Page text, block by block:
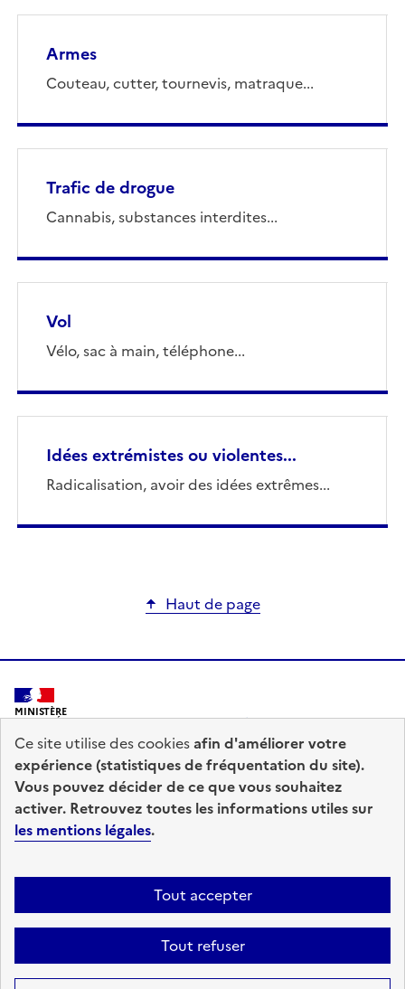
Armes
Couteau, cutter, tournevis, matraque...
Trafic de drogue
Cannabis, substances interdites...
Vol
Vélo, sac à main, téléphone...
Idées extrémistes ou violentes...
Radicalisation, avoir des idées extrêmes...
Haut de page
MINISTÈRE
DE L'INTÉRIEUR
legifrance.gouv.fr
data.gouv.fr
Accessibilité : totalement conforme Mentions légales Plan du site
Ce site utilise des cookiesafin d'améliorer votre
expérience (statistiques de fréquentation du site).
Vous pouvez décider de ce que vous souhaitez
activer. Retrouvez toutes les informations utiles sur
les mentions légales.
Tout accepter
Tout refuser